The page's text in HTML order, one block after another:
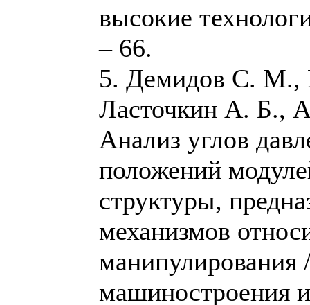
высокие
– 66.
5. Демидов С. М.,
Ласточкин А. Б.,
Анализ углов
положений
структуры,
механизмов
машиностроения